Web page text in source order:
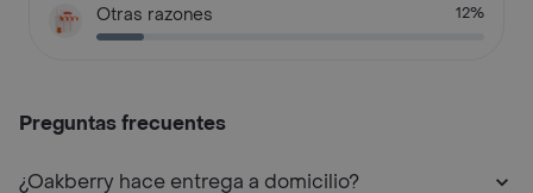
Otras razones 12%
Preguntas frecuentes
¿Oakberry hace entrega a domicilio?